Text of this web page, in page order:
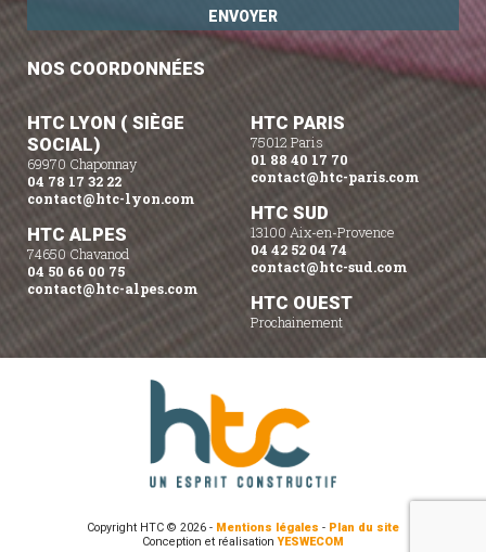
NOS COORDONNÉES
HTC LYON ( SIÈGE
SOCIAL)
69970 Chaponnay
04 78 17 32 22
contact@htc-lyon.com
HTC ALPES
74650 Chavanod
04 50 66 00 75
contact@htc-alpes.com
HTC PARIS
75012 Paris
01 88 40 17 70
contact@htc-paris.com
HTC SUD
13100 Aix-en-Provence
04 42 52 04 74
contact@htc-sud.com
HTC OUEST
Prochainement
Copyright HTC © 2026 - Mentions légales - Plan du site
Conception et réalisationYESWECOM